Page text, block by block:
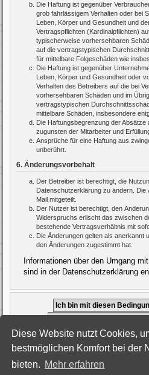
Diese Website nutzt Cookies,
bestmöglichen Komfort bei der
bieten. Mehr erfahren
Die Haftung ist gegenüber
grob fahrlässigem Verhalten oder bei
Leben, Körper und Gesundheit und
Vertragspflichten (Kardinalpflichten)
typischerweise vorhersehbaren
auf die vertragstypischen
für mittelbare Folgeschäden wie
Die Haftung ist gegenüber
Leben, Körper und Gesundheit oder
Verhalten des Betreibers auf die bei
vorhersehbaren Schäden und im
vertragstypischen
mittelbare Schäden, insbesondere
Die Haftungsbegrenzung der
zugunsten der Mitarbeiter und
Ansprüche für eine Haftung aus
unberührt.
6. Änderungsvorbehalt
Der Betreiber ist berechtigt, die
Datenschutzerklärung zu ändern.
Mail mitgeteilt.
Der Nutzer ist berechtigt, den
Widerspruchs erlischt das zwischen
bestehende Vertragsverhältnis mit
Die Änderungen gelten als anerkannt
den Änderungen zugestimmt hat.
Informationen über den Umgang
sind in der Datenschutzerklärung
Foren-Übersicht
Powered byphpBB® Forum Software © phpBB